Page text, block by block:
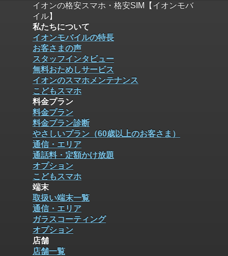
イオンの格安スマホ・格安SIM【イオンモバ
イル】
私たちについて
イオンモバイルの特長
お客さまの声
スタッフインタビュー
無料おためしサービス
イオンのスマホメンテナンス
こどもスマホ
料金プラン
料金プラン
料金プラン診断
やさしいプラン（60歳以上のお客さま）
通信・エリア
通話料・定額かけ放題
オプション
こどもスマホ
端末
取扱い端末一覧
通信・エリア
ガラスコーティング
オプション
店舗
店舗一覧